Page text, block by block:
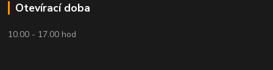
Otevírací doba
10.00 - 17.00 hod